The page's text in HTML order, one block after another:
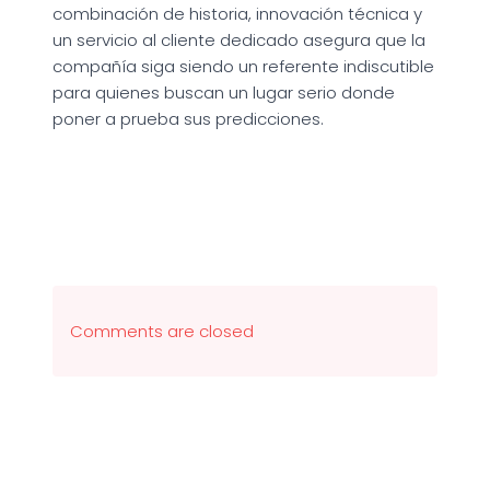
combinación de historia, innovación técnica y
un servicio al cliente dedicado asegura que la
compañía siga siendo un referente indiscutible
para quienes buscan un lugar serio donde
poner a prueba sus predicciones.
Comments are closed